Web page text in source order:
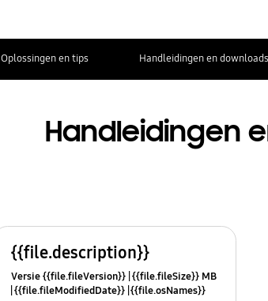
Oplossingen en tips Handleidingen en downloads
Handleidingen
{{file.description}}
Versie {{file.fileVersion}} {{file.fileSize}} MB
{{file.fileModifiedDate}} {{file.osNames}}